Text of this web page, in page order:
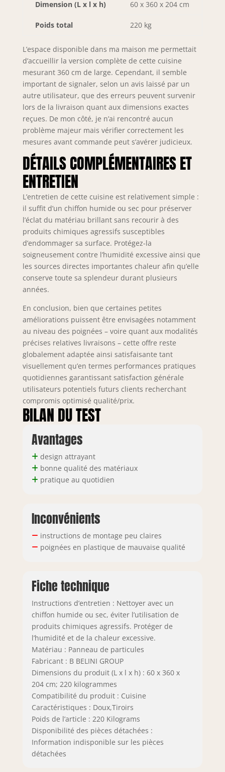
robuste pour une
et une utilisation
l’espace. Design
ergonomique pour
un usage
confortable et une
parfaite au
quotidien.
SYSTÈME DE
PROTECTION
NEXUS PRO++ &
LONGÉVITÉ – Les
chants en
protègent toutes
les arêtes et
surfaces contre les
rayures, les chocs
et l’usure. Le
système PRO+
prolonge
significativement la
durée de vie des
une qualité
durable. SYSTÈME
NEXUS ALUMINIUM
& DESIGN –
Poignées haut de
gamme en
aluminium brossé
avec revêtement
galvanique pour
une grande
irrégularités du sol
Dimension (L x l x h) 60 x 360 x 204 cm
Poids total 220 kg
L’espace disponible dans ma maison me permettait
d’accueillir la version complète de cette cuisine
mesurant 360 cm de large. Cependant, il semble
important de signaler, selon un avis laissé par un
autre utilisateur, que des erreurs peuvent survenir
lors de la livraison quant aux dimensions exactes
reçues. De mon côté, je n’ai rencontré aucun
problème majeur mais vérifier correctement les
mesures avant commande peut s’avérer judicieux.
DÉTAILS COMPLÉMENTAIRES ET
ENTRETIEN
L’entretien de cette cuisine est relativement simple :
il suffit d’un chiffon humide ou sec pour préserver
l’éclat du matériau brillant sans recourir à des
produits chimiques agressifs susceptibles
d’endommager sa surface. Protégez-la
soigneusement contre l’humidité excessive ainsi que
les sources directes importantes chaleur afin qu’elle
conserve toute sa splendeur durant plusieurs
années.
En conclusion, bien que certaines petites
améliorations puissent être envisagées notamment
au niveau des poignées – voire quant aux modalités
précises relatives livraisons – cette offre reste
globalement adaptée ainsi satisfaisante tant
visuellement qu’en termes performances pratiques
quotidiennes garantissant satisfaction générale
utilisateurs potentiels futurs clients recherchant
compromis optimisé qualité/prix.
BILAN DU TEST
Avantages
design attrayant
bonne qualité des matériaux
pratique au quotidien
Inconvénients
instructions de montage peu claires
poignées en plastique de mauvaise qualité
Fiche technique
Instructions d’entretien : Nettoyer avec un
chiffon humide ou sec, éviter l’utilisation de
produits chimiques agressifs. Protéger de
l’humidité et de la chaleur excessive.
Matériau : Panneau de particules
Fabricant : B BELINI GROUP
Dimensions du produit (L x l x h) : 60 x 360 x
204 cm; 220 kilogrammes
Compatibilité du produit : Cuisine
Caractéristiques : Doux,Tiroirs
Poids de l’article : 220 Kilograms
Disponibilité des pièces détachées :
Information indisponible sur les pièces
détachées